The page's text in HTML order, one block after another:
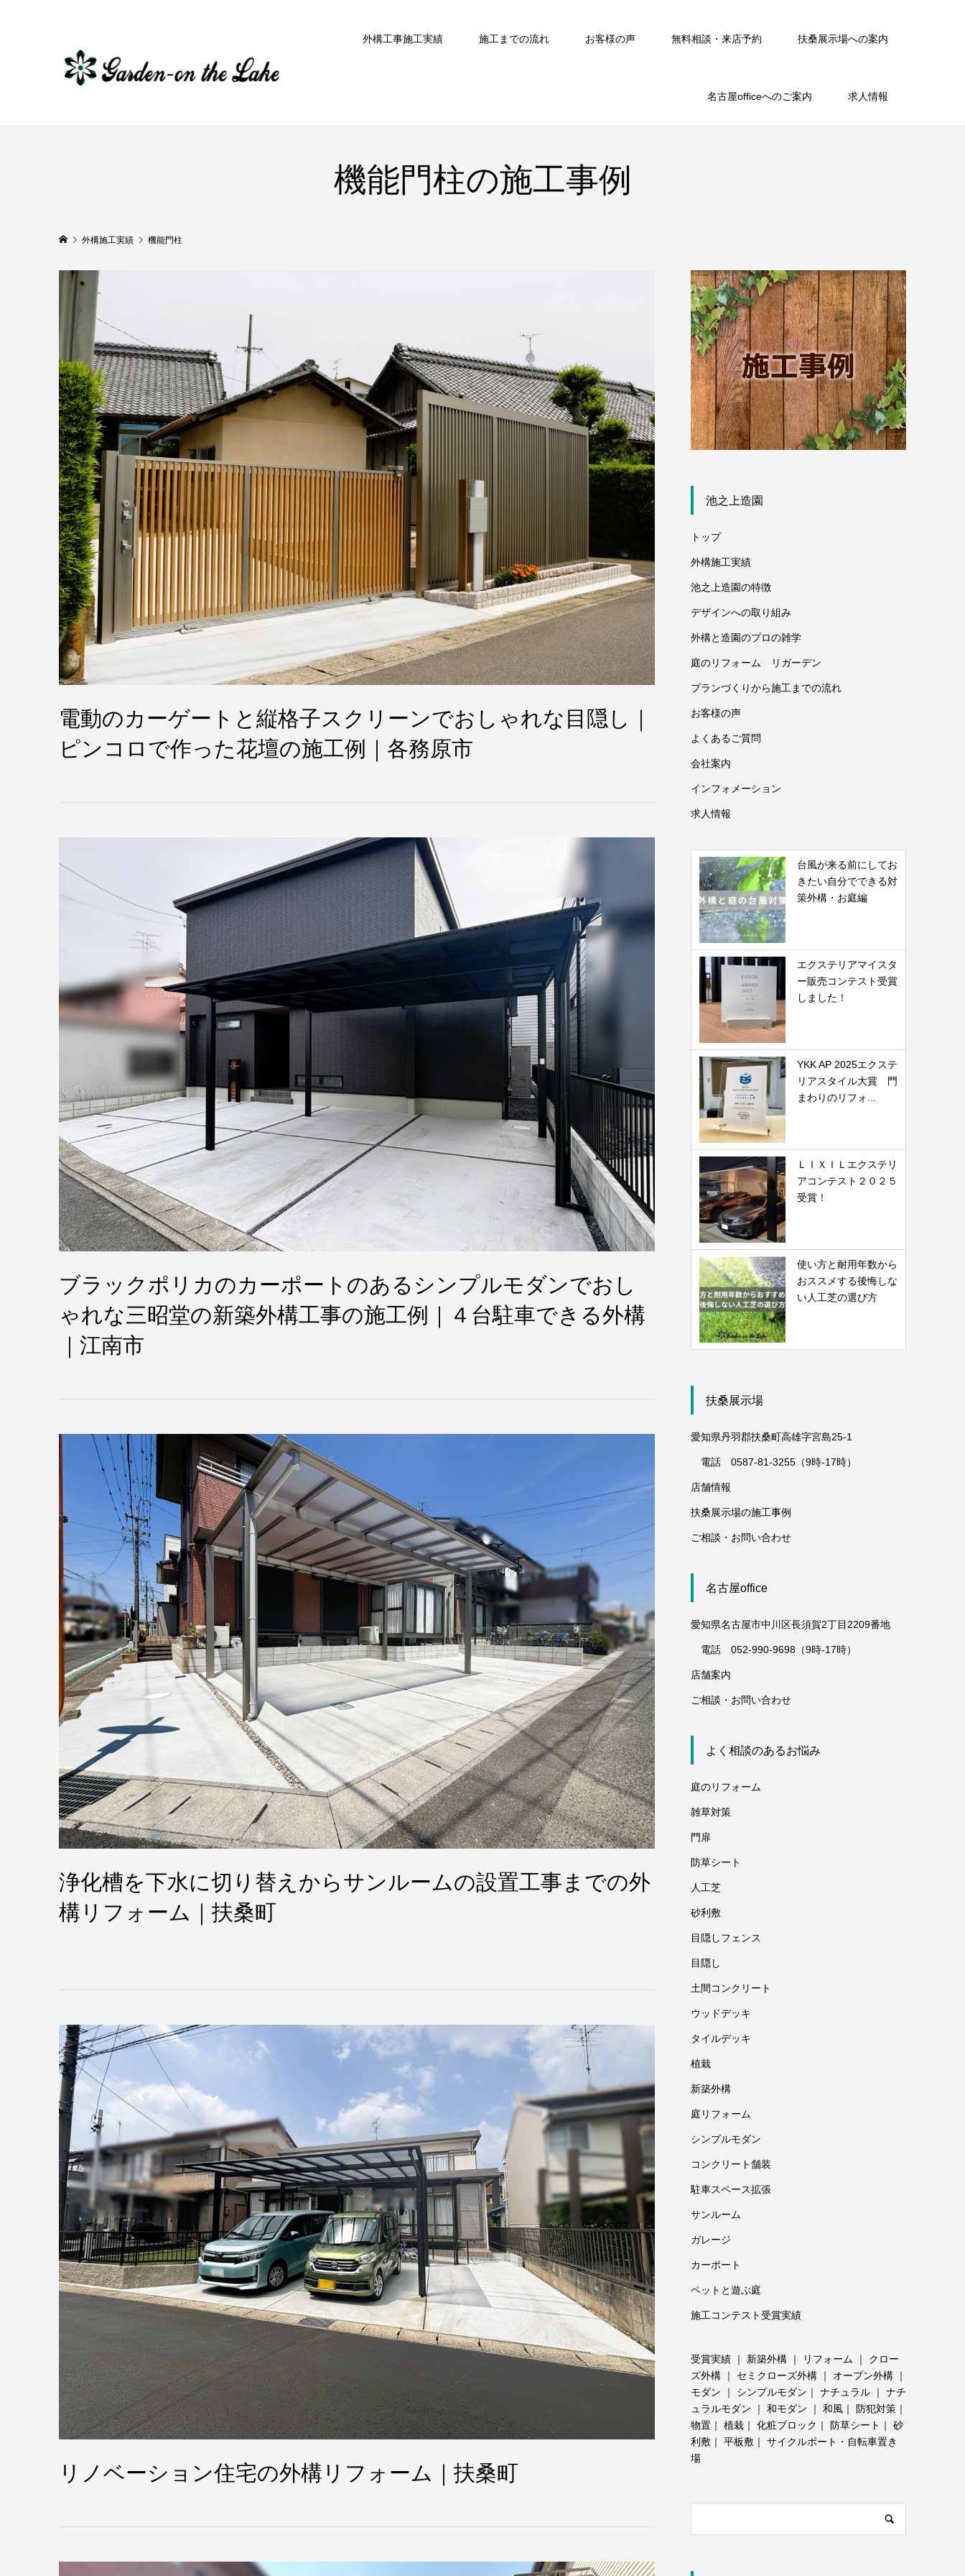
外構工事施工実績 施工までの流れ お客様の声 無料相談・来店予約 扶桑展示場への案内
名古屋officeへのご案内 求人情報
機能門柱の施工事例
外構施工実績 機能門柱
電動のカーゲートと縦格子スクリーンでおしゃれな目隠し｜
ピンコロで作った花壇の施工例｜各務原市
ブラックポリカのカーポートのあるシンプルモダンでおし
ゃれな三昭堂の新築外構工事の施工例｜４台駐車できる外構
｜江南市
浄化槽を下水に切り替えからサンルームの設置工事までの外
構リフォーム｜扶桑町
リノベーション住宅の外構リフォーム｜扶桑町
池之上造園
トップ
外構施工実績
池之上造園の特徴
デザインへの取り組み
外構と造園のプロの雑学
庭のリフォーム リガーデン
プランづくりから施工までの流れ
お客様の声
よくあるご質問
会社案内
インフォメーション
求人情報
台風が来る前にしてお
きたい自分でできる対
策外構・お庭編
エクステリアマイスタ
ー販売コンテスト受賞
しました！
YKK AP 2025エクステ
リアスタイル大賞 門
まわりのリフォ...
ＬＩＸＩＬエクステリ
アコンテスト２０２５
受賞！
使い方と耐用年数から
おススメする後悔しな
い人工芝の選び方
扶桑展示場
愛知県丹羽郡扶桑町高雄字宮島25-1
電話 0587-81-3255（9時-17時）
店舗情報
扶桑展示場の施工事例
ご相談・お問い合わせ
名古屋office
愛知県名古屋市中川区長須賀2丁目2209番地
電話 052-990-9698（9時-17時）
店舗案内
ご相談・お問い合わせ
よく相談のあるお悩み
庭のリフォーム
雑草対策
門扉
防草シート
人工芝
砂利敷
目隠しフェンス
目隠し
土間コンクリート
ウッドデッキ
タイルデッキ
植栽
新築外構
庭リフォーム
シンプルモダン
コンクリート舗装
駐車スペース拡張
サンルーム
ガレージ
カーポート
ペットと遊ぶ庭
施工コンテスト受賞実績
受賞実績 ｜ 新築外構 ｜ リフォーム ｜ クロー
ズ外構 ｜ セミクローズ外構 ｜ オープン外構 ｜
モダン ｜ シンプルモダン ｜ ナチュラル ｜ ナチ
ュラルモダン ｜ 和モダン ｜ 和風 ｜ 防犯対策 ｜
物置 ｜ 植栽 ｜ 化粧ブロック ｜ 防草シート ｜ 砂
利敷 ｜ 平板敷 ｜ サイクルポート・自転車置き
場